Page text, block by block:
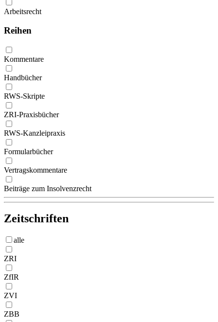
Arbeitsrecht
Reihen
Kommentare
Handbücher
RWS-Skripte
ZRI-Praxisbücher
RWS-Kanzleipraxis
Formularbücher
Vertragskommentare
Beiträge zum Insolvenzrecht
Zeitschriften
alle
ZRI
ZfIR
ZVI
ZBB